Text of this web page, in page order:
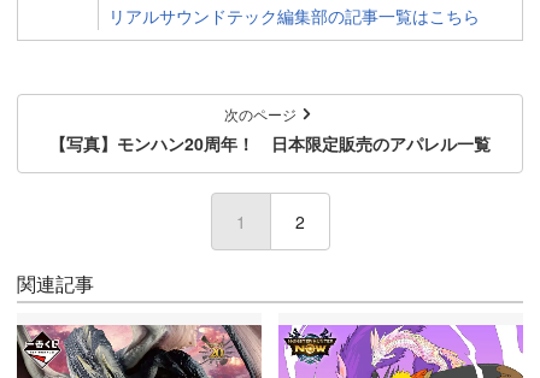
リアルサウンドテック編集部の記事一覧はこちら
次のページ
【写真】モンハン20周年！ 日本限定販売のアパレル一覧
1 2
関連記事